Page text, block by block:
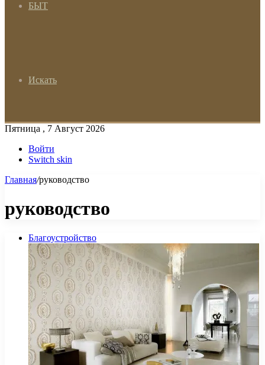
БЫТ
Искать
Пятница , 7 Август 2026
Войти
Switch skin
Главная/руководство
руководство
Благоустройство